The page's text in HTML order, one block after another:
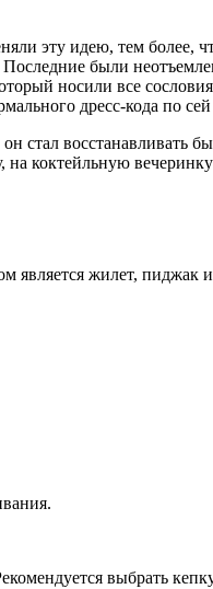
эту идею, тем более,
Последние были
носили все
дресс-кода по сей
стал
на коктейльную
является жилет, пиджак
выбрать